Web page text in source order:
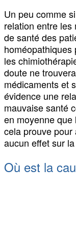
Un peu comme
relation entre les
de santé des
les
doute ne
médicaments et
évidence une
mauvaise santé
en moyenne
cela prouve pour
aucun effet sur
Où est la